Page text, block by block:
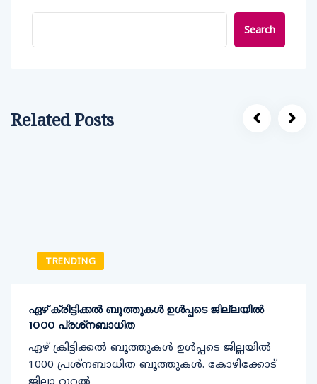
Search
Related Posts
TRENDING
ഏഴ് ക്രിട്ടിക്കല്‍ ബൂത്തുകള്‍ ഉള്‍പ്പടെ ജില്ലയില്‍
1000 പ്രശ്‌നബാധിത
ഏഴ് ക്രിട്ടിക്കല്‍ ബൂത്തുകള്‍ ഉള്‍പ്പടെ ജില്ലയില്‍
1000 പ്രശ്‌നബാധിത ബൂത്തുകള്‍. കോഴിക്കോട്